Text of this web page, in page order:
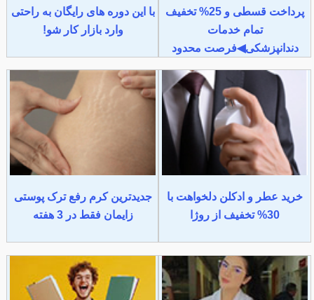
پرداخت قسطی و 25% تخفیف
تمام خدمات
دندانپزشکی◀فرصت محدود
با این دوره های رایگان به راحتی
وارد بازار کار شو!
خرید عطر و ادکلن دلخواهت با
30% تخفیف از روژا
جدیدترین کرم رفع ترک پوستی
زایمان فقط در 3 هفته